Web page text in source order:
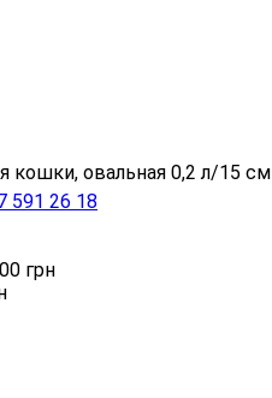
кошки, овальная 0,2 л/15 см
591 26 18
грн